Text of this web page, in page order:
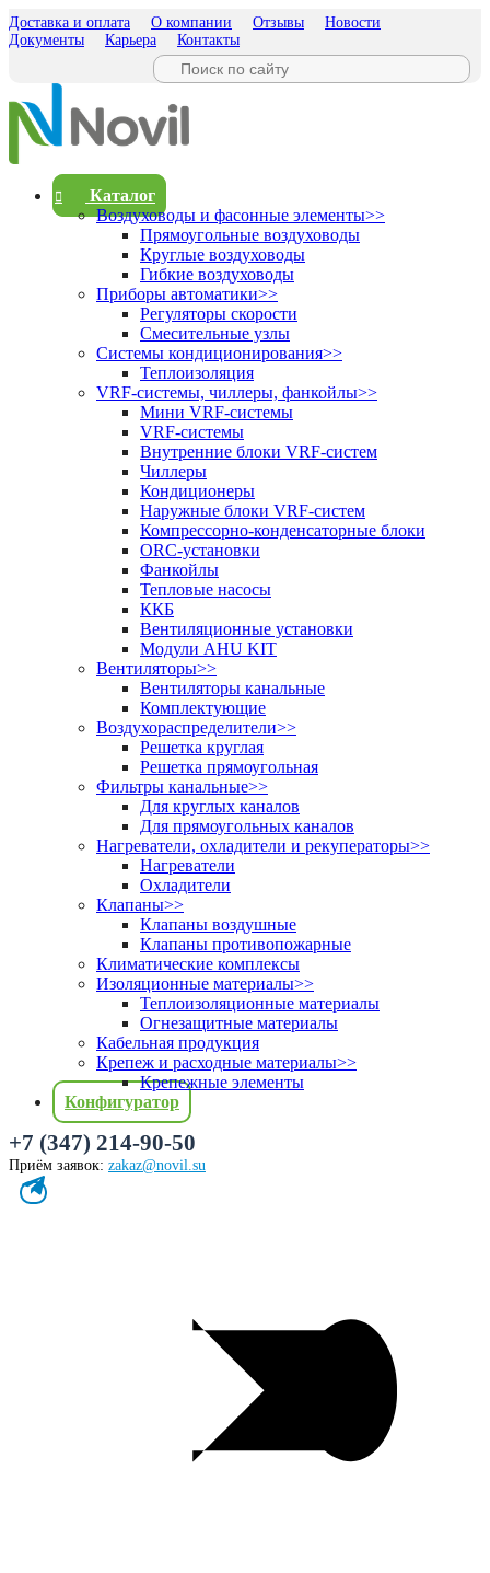
Доставка и оплата О компании Отзывы
Новости
Документы
Карьера Контакты
Каталог
Воздуховоды и фасонные элементы>>
Прямоугольные воздуховоды
Круглые воздуховоды
Гибкие воздуховоды
Приборы автоматики>>
Регуляторы скорости
Смесительные узлы
Системы кондиционирования>>
Теплоизоляция
VRF-системы, чиллеры, фанкойлы>>
Мини VRF-системы
VRF-системы
Внутренние блоки VRF-систем
Чиллеры
Кондиционеры
Наружные блоки VRF-систем
Компрессорно-конденсаторные блоки
ORC-установки
Фанкойлы
Тепловые насосы
ККБ
Вентиляционные установки
Модули AHU KIT
Вентиляторы>>
Вентиляторы канальные
Комплектующие
Воздухораспределители>>
Решетка круглая
Решетка прямоугольная
Фильтры канальные>>
Для круглых каналов
Для прямоугольных каналов
Нагреватели, охладители и рекуператоры>>
Нагреватели
Охладители
Клапаны>>
Клапаны воздушные
Клапаны противопожарные
Климатические комплексы
Изоляционные материалы>>
Теплоизоляционные материалы
Огнезащитные материалы
Кабельная продукция
Крепеж и расходные материалы>>
Крепежные элементы
Конфигуратор
+7 (347) 214-90-50
Приём заявок: zakaz@novil.su